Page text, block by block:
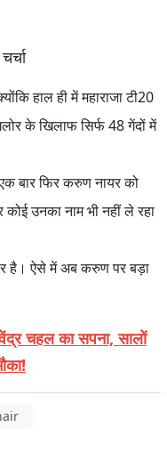
हाल ही में महाराजा टी20
के खिलाफ सिर्फ 48 गेंदों में
बार फिर करुण नायर को
उनका नाम भी नहीं ले रहा
है। ऐसे में अब करुण पर बड़ा
चहल का सपना, सालों